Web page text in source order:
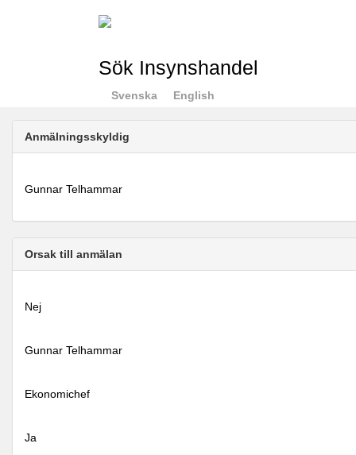
Sök Insynshandel
Svenska English
Anmälningsskyldig
Gunnar Telhammar
Orsak till anmälan
Nej
Gunnar Telhammar
Ekonomichef
Ja